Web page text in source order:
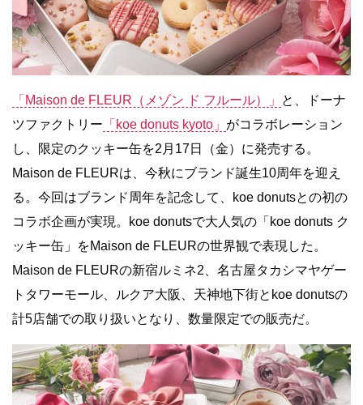
「Maison de FLEUR（メゾン ド フルール）」
と、ドーナ
ツファクトリー 「koe donuts kyoto」 がコラボレーション
し、限定のクッキー缶を2月17日（金）に発売する。
Maison de FLEURは、今秋にブランド誕生10周年を迎え
る。今回はブランド周年を記念して、koe donutsとの初の
コラボ企画が実現。koe donutsで大人気の「koe donuts ク
ッキー缶」をMaison de FLEURの世界観で表現した。
Maison de FLEURの新宿ルミネ2、名古屋タカシマヤゲー
トタワーモール、ルクア大阪、天神地下街とkoe donutsの
計5店舗での取り扱いとなり、数量限定での販売だ。